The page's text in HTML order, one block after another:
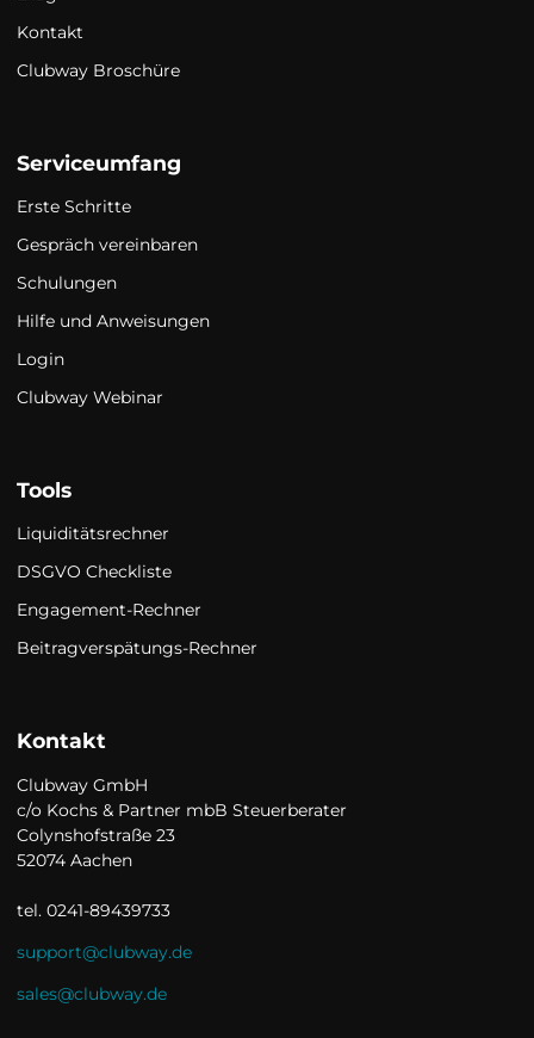
Kontakt
Clubway Broschüre
Serviceumfang
Erste Schritte
Gespräch vereinbaren
Schulungen
Hilfe und Anweisungen
Login
Clubway Webinar
Tools
Liquiditätsrechner
DSGVO Checkliste
Engagement-Rechner
Beitragverspätungs-Rechner
Kontakt
Clubway GmbH
c/o Kochs & Partner mbB Steuerberater
Colynshofstraße 23
52074 Aachen
tel. 0241-89439733
support@clubway.de
sales@clubway.de